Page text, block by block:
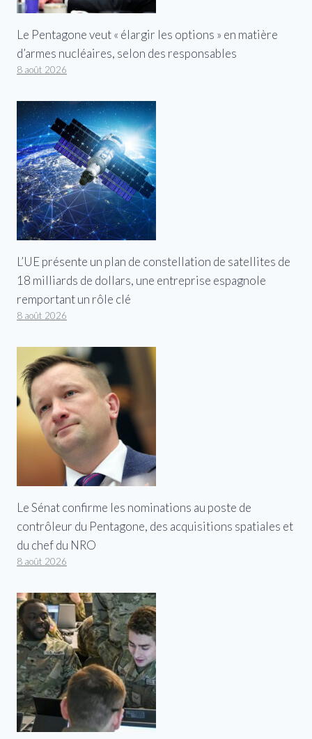
Le Pentagone veut « élargir les options » en matière
d’armes nucléaires, selon des responsables
8 août 2026
L’UE présente un plan de constellation de satellites de
18 milliards de dollars, une entreprise espagnole
remportant un rôle clé
8 août 2026
Le Sénat confirme les nominations au poste de
contrôleur du Pentagone, des acquisitions spatiales et
du chef du NRO
8 août 2026